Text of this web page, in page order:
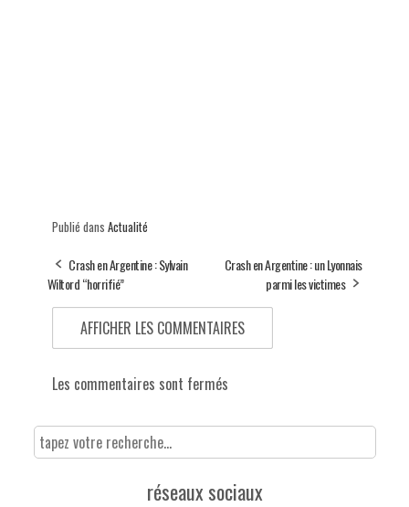
Publié dans Actualité
Crash en Argentine : Sylvain
Wiltord “horrifié”
Crash en Argentine : un Lyonnais
parmi les victimes
AFFICHER LES COMMENTAIRES
Les commentaires sont fermés
réseaux sociaux